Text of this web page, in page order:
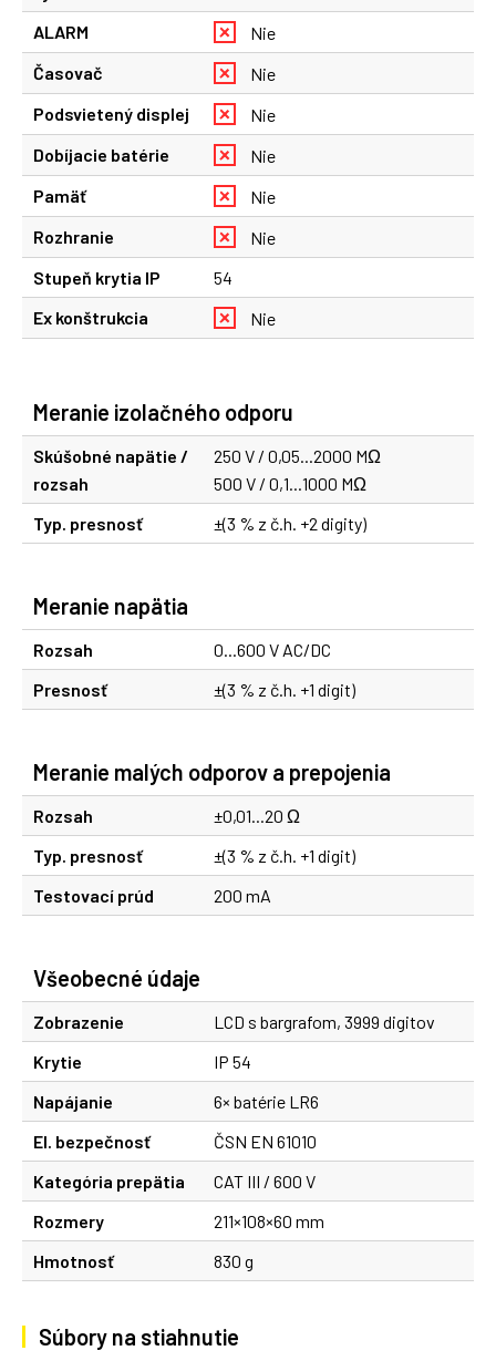
ALARM
Nie
Časovač
Nie
Podsvietený displej
Nie
Dobíjacie batérie
Nie
Pamäť
Nie
Rozhranie
Nie
Stupeň krytia IP
54
Ex konštrukcia
Nie
Meranie izolačného odporu
Skúšobné napätie /
rozsah
250 V / 0,05...2000 MΩ
500 V / 0,1...1000 MΩ
Typ. presnosť
±(3 % z č.h. +2 digity)
Meranie napätia
Rozsah
0...600 V AC/DC
Presnosť
±(3 % z č.h. +1 digit)
Meranie malých odporov a prepojenia
Rozsah
±0,01...20 Ω
Typ. presnosť
±(3 % z č.h. +1 digit)
Testovací prúd
200 mA
Všeobecné údaje
Zobrazenie
LCD s bargrafom, 3999 digitov
Krytie
IP 54
Napájanie
6× batérie LR6
El. bezpečnosť
ČSN EN 61010
Kategória prepätia
CAT III / 600 V
Rozmery
211×108×60 mm
Hmotnosť
830 g
Súbory na stiahnutie